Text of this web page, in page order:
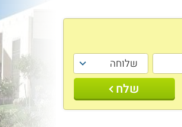
שלח